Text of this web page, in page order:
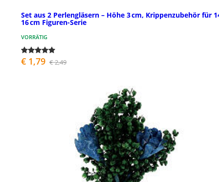
Set aus 2 Perlengläsern – Höhe 3 cm, Krippenzubehör für
16 cm Figuren-Serie
VORRÄTIG
€ 1,79 € 2,49